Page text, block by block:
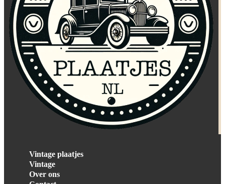
Vintage plaatjes
Vintage
Over ons